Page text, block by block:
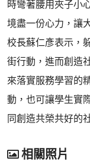
時彎著腰用夾子小
境盡一份心力，讓
校長蘇仁彥表示，
街行動，進而創造
來落實服務學習的
動，也可讓學生實
同創造共榮共好的
相關照片